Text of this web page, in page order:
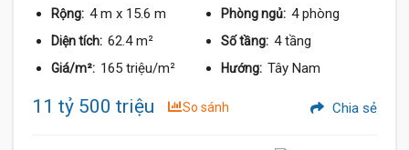
Rộng: 4 m x 15.6 m Phòng ngủ: 4 phòng
Diện tích: 62.4 m² Số tầng: 4 tầng
Giá/m²: 165 triệu/m² Hướng: Tây Nam
11 tỷ 500 triệu So sánh Chia sẻ